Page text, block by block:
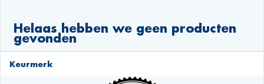
Helaas hebben we geen producten
gevonden
Keurmerk